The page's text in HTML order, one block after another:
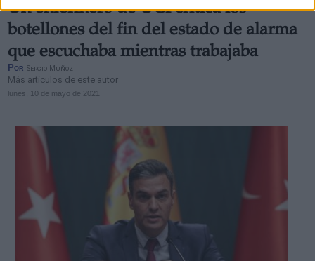
Un enfermero de UCI critica los
botellones del fin del estado de alarma
que escuchaba mientras trabajaba
Por Sergio Muñoz
Más artículos de este autor
lunes, 10 de mayo de 2021